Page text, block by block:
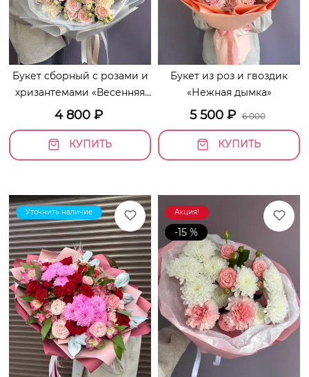
Букет сборный с розами и
хризантемами «Весенняя
капель»
4 800₽
КУПИТЬ
Букет из роз и гвоздик
«Нежная дымка»
5 500₽ 6 000
КУПИТЬ
Уточнить наличие Акция!
-15 %